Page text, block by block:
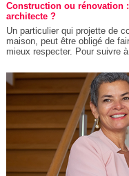
Construction ou rénovation
architecte ?
Un particulier qui projette de
maison, peut être obligé de
mieux respecter. Pour suivre